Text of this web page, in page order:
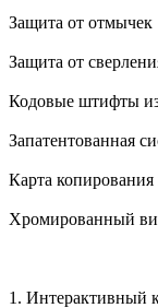
Защита от отмычек
Защита от
Кодовые штифты
Запатентованная
Карта
Хромированный
1. Интерактивный